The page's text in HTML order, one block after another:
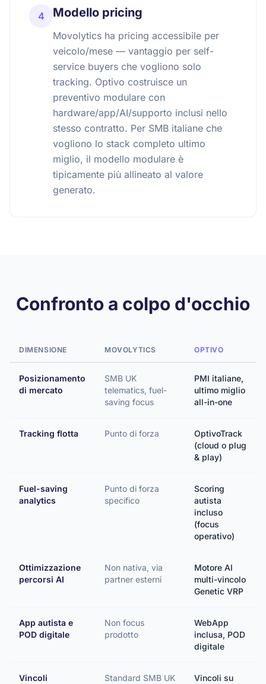
4 Modello pricing
Movolytics ha pricing accessibile per
veicolo/mese — vantaggio per self-
service buyers che vogliono solo
tracking. Optivo costruisce un
preventivo modulare con
hardware/app/AI/supporto inclusi nello
stesso contratto. Per SMB italiane che
vogliono lo stack completo ultimo
miglio, il modello modulare è
tipicamente più allineato al valore
generato.
Confronto a colpo d'occhio
DIMENSIONE MOVOLYTICS OPTIVO
Posizionamento
di mercato
SMB UK
telematics, fuel-
saving focus
PMI italiane,
ultimo miglio
all-in-one
Tracking flotta Punto di forza
OptivoTrack
(cloud o plug
& play)
Fuel-saving
analytics
Punto di forza
specifico
Scoring
autista
incluso
(focus
operativo)
Ottimizzazione
percorsi AI
Non nativa, via
partner esterni
Motore AI
multi-vincolo
Genetic VRP
App autista e
POD digitale
Non focus
prodotto
WebApp
inclusa, POD
digitale
Vincoli
Standard SMB UK
Vincoli su